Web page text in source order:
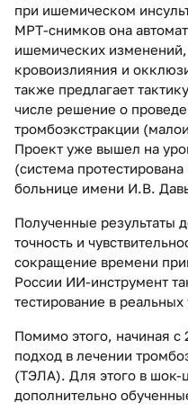
при ишемическом
МРТ-снимков она
ишемических
кровоизлияния и
также предлагает
числе решение о
тромбоэкстракции
Проект уже вышел на
(система
больнице имени И.В.
Полученные результаты
точность и
сокращение времени
России ИИ-инструмент
тестирование в реальных
Помимо этого, начиная с
подход в лечении
(ТЭЛА). Для этого в шок-
дополнительно